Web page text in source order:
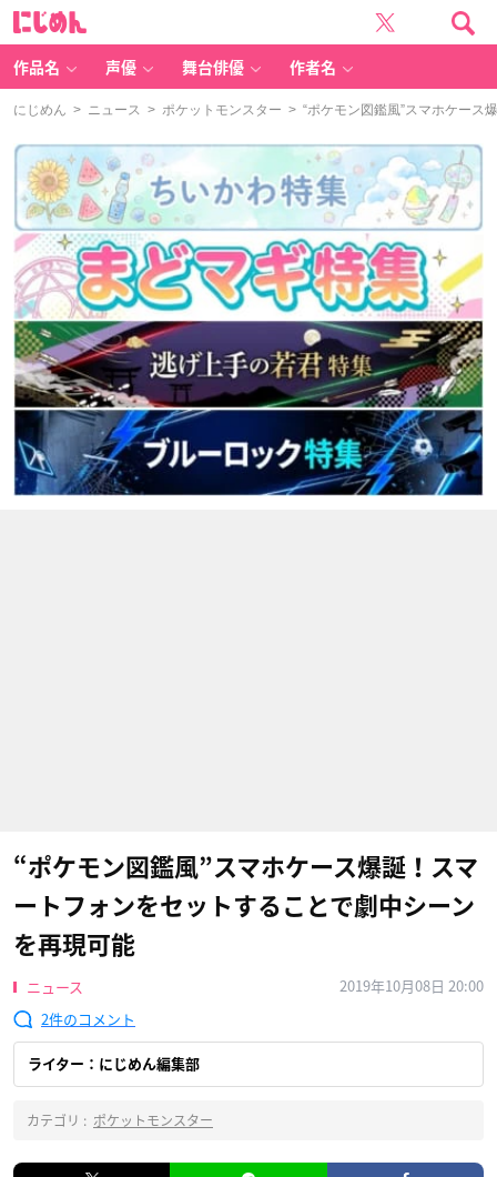
作品名 声優 舞台俳優 作者名
にじめん > ニュース > ポケットモンスター > “ポケモン図鑑風”スマホケース
“ポケモン図鑑風”スマホケース爆誕！スマ
ートフォンをセットすることで劇中シーン
を再現可能
ニュース
2019年10月08日 20:00
2
ライター：にじめん編集部
カテゴリ : ポケットモンスター